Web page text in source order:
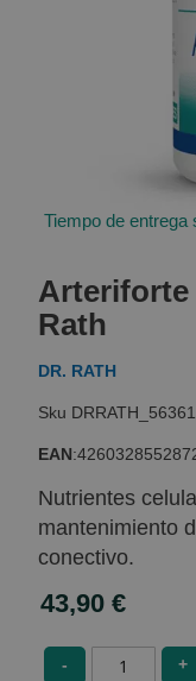
Tiempo de entrega
the
beginning
of
the
gallery
Arteriforte
Rath
DR. RATH
EAN:
Nutrientes
mantenimiento
conectivo.
43,90 €
- +